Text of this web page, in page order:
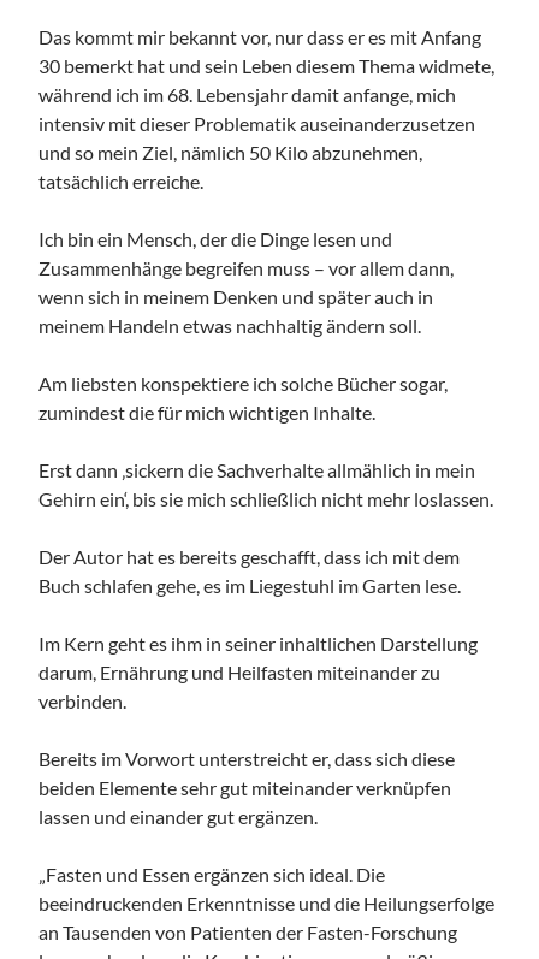
Das kommt mir bekannt vor, nur dass er es mit Anfang
30 bemerkt hat und sein Leben diesem Thema widmete,
während ich im 68. Lebensjahr damit anfange, mich
intensiv mit dieser Problematik auseinanderzusetzen
und so mein Ziel, nämlich 50 Kilo abzunehmen,
tatsächlich erreiche.
Ich bin ein Mensch, der die Dinge lesen und
Zusammenhänge begreifen muss – vor allem dann,
wenn sich in meinem Denken und später auch in
meinem Handeln etwas nachhaltig ändern soll.
Am liebsten konspektiere ich solche Bücher sogar,
zumindest die für mich wichtigen Inhalte.
Erst dann ‚sickern die Sachverhalte allmählich in mein
Gehirn ein‘, bis sie mich schließlich nicht mehr loslassen.
Der Autor hat es bereits geschafft, dass ich mit dem
Buch schlafen gehe, es im Liegestuhl im Garten lese.
Im Kern geht es ihm in seiner inhaltlichen Darstellung
darum, Ernährung und Heilfasten miteinander zu
verbinden.
Bereits im Vorwort unterstreicht er, dass sich diese
beiden Elemente sehr gut miteinander verknüpfen
lassen und einander gut ergänzen.
„Fasten und Essen ergänzen sich ideal. Die
beeindruckenden Erkenntnisse und die Heilungserfolge
an Tausenden von Patienten der Fasten-Forschung